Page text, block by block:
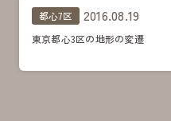
都心7区 2016.08.19
東京都心3区の地形の変遷